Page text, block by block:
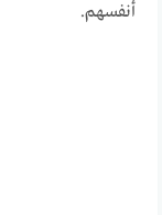
أنفسهم.